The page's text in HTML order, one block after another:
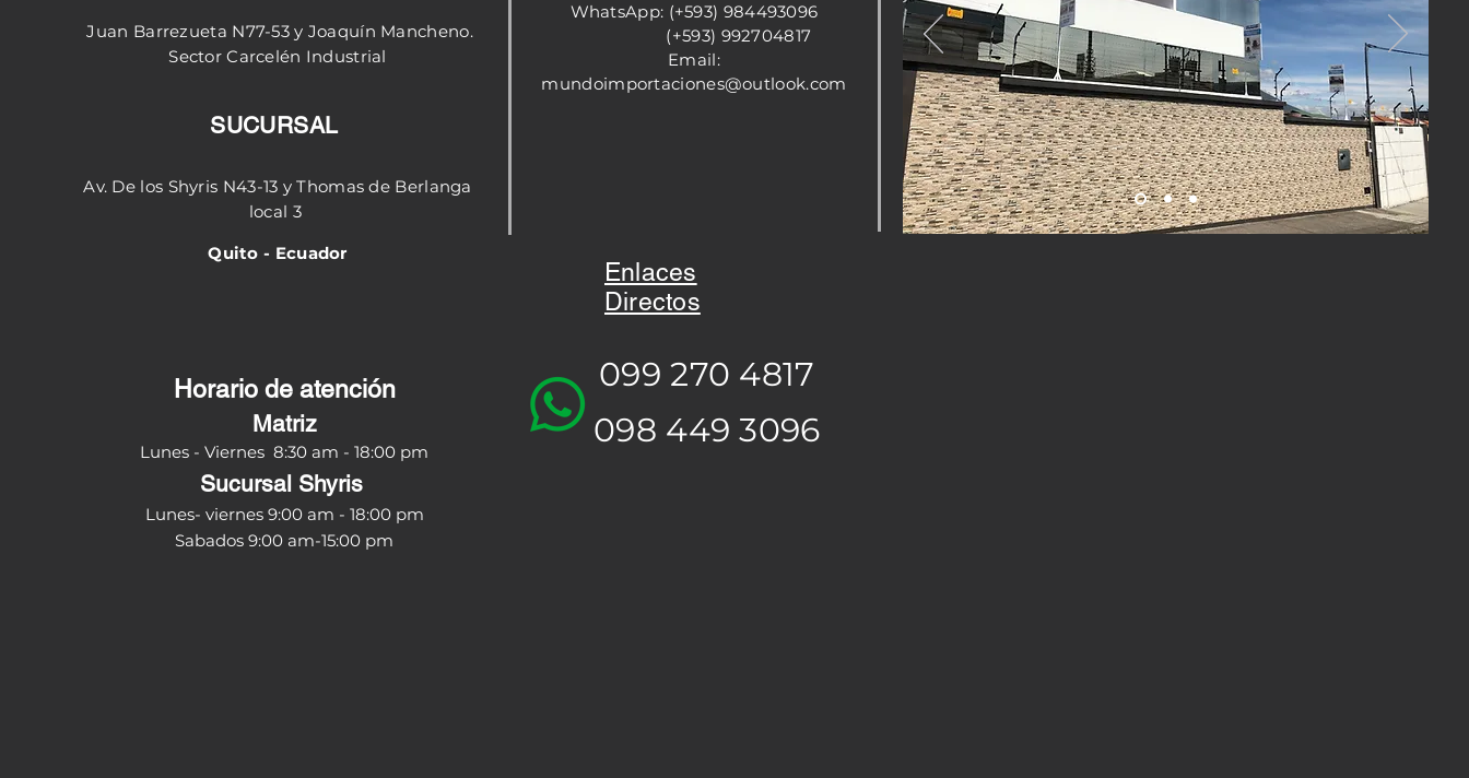
Juan Barrezueta N77-53 y Joaquín Mancheno.
SectorCarcelén Industrial
SUCURSAL
Av. De los Shyris N43-13 y Thomas de Berlanga
local 3
Quito - Ecuador
Horario de atención
Matriz
Lunes - Viernes 8:30 am - 18:00 pm
Sucursal Shyris
Lunes- viernes 9:00 am - 18:00 pm
Sabados 9:00 am-15:00 pm
WhatsApp: (+593) 984493096
(+593) 992704817
Email:
mundoimportaciones@outlook.com
Enlaces
Directos
099 270 4817
098 449 3096